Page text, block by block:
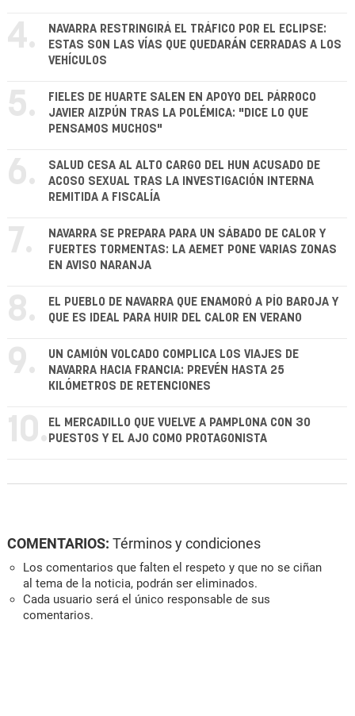
4.
NAVARRA RESTRINGIRÁ EL TRÁFICO POR EL ECLIPSE:
ESTAS SON LAS VÍAS QUE QUEDARÁN CERRADAS A LOS
VEHÍCULOS
5.
FIELES DE HUARTE SALEN EN APOYO DEL PÁRROCO
JAVIER AIZPÚN TRAS LA POLÉMICA: "DICE LO QUE
PENSAMOS MUCHOS"
6.
SALUD CESA AL ALTO CARGO DEL HUN ACUSADO DE
ACOSO SEXUAL TRAS LA INVESTIGACIÓN INTERNA
REMITIDA A FISCALÍA
7.
NAVARRA SE PREPARA PARA UN SÁBADO DE CALOR Y
FUERTES TORMENTAS: LA AEMET PONE VARIAS ZONAS
EN AVISO NARANJA
8.
EL PUEBLO DE NAVARRA QUE ENAMORÓ A PÍO BAROJA Y
QUE ES IDEAL PARA HUIR DEL CALOR EN VERANO
9.
UN CAMIÓN VOLCADO COMPLICA LOS VIAJES DE
NAVARRA HACIA FRANCIA: PREVÉN HASTA 25
KILÓMETROS DE RETENCIONES
10. EL MERCADILLO QUE VUELVE A PAMPLONA CON 30
PUESTOS Y EL AJO COMO PROTAGONISTA
COMENTARIOS: Términos y condiciones
Los comentarios que falten el respeto y que no se ciñan
al tema de la noticia, podrán ser eliminados.
Cada usuario será el único responsable de sus
comentarios.